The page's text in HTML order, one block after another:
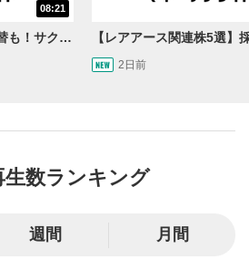
す。再生したい位置をクリック
画が再生されます。
と音量が調整できます。
れます。再度クリックすると元
08:21
【8/10～8/14】株も！為替も！サクッと！来週のマーケット見通し＜Next View＞
2日前
生数ランキング
週間 月間